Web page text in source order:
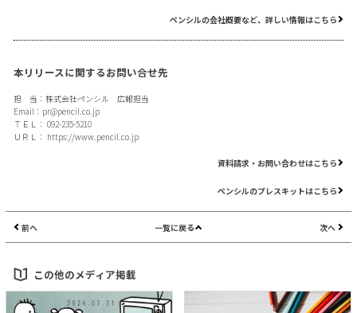
ペンシルの会社概要など、詳しい情報はこちら
本リリースに関するお問い合せ先
担 当：株式会社ペンシル 広報担当
Email： pr@pencil.co.jp
ＴＥＬ： 092-235-5210
ＵＲＬ： https://www.pencil.co.jp
資料請求・お問い合わせはこちら
ペンシルのプレスキットはこちら
前へ 一覧に戻る 次へ
この他のメディア掲載